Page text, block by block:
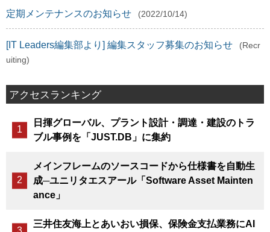
定期メンテナンスのお知らせ (2022/10/14)
[IT Leaders編集部より] 編集スタッフ募集のお知らせ
(Recr
uiting)
アクセスランキング
日揮グローバル、プラント設計・調達・建設のトラ
ブル事例を「JUST.DB」に集約
メインフレームのソースコードから仕様書を自動生
成─ユニリタエスアール「Software Asset Mainten
ance」
三井住友海上とあいおい損保、保険金支払業務にAI